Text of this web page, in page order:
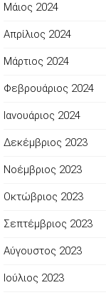
Μάιος 2024
Απρίλιος 2024
Μάρτιος 2024
Φεβρουάριος 2024
Ιανουάριος 2024
Δεκέμβριος 2023
Νοέμβριος 2023
Οκτώβριος 2023
Σεπτέμβριος 2023
Αύγουστος 2023
Ιούλιος 2023